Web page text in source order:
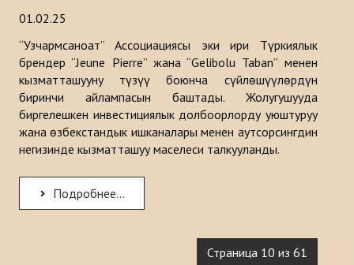
01.02.25
“Узчармсаноат” Ассоциациясы эки ири Түркиялык
брендер “Jeune Pierre” жана “Gelibolu Taban” менен
кызматташууну түзүү боюнча сүйлөшүүлөрдүн
биринчи айлампасын баштады. Жолугушууда
биргелешкен инвестициялык долбоорлорду уюштуруу
жана өзбекстандык ишканалары менен аутсорсингдин
негизинде кызматташуу маселеси талкууланды.
Подробнее...
Страница 10 из 61